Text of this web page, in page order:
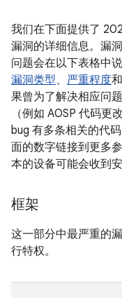
我们在下面提供了
漏洞的详细信息。漏
问题会在以下表格中
漏洞类型、 严重程度
果曾为了解决相应问
（例如 AOSP 代码
bug 有多条相关的代
面的数字链接到更多
本的设备可能会收到
框架
这一部分中最严重的
行特权。